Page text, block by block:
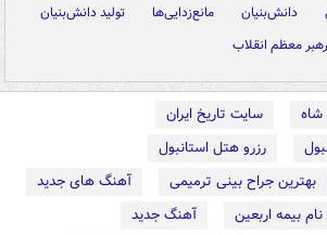
دانش‌بنیان مانع‌زدایی‌ها
تولید دانش‌بنیان
رهبر معظم انقلاب
شاه
سایت تاریخ ایران
رزرو هتل استانبول
بهترین جراح بینی ترمیمی
آهنگ های جدید
بیمه اربعین
آهنگ جدید